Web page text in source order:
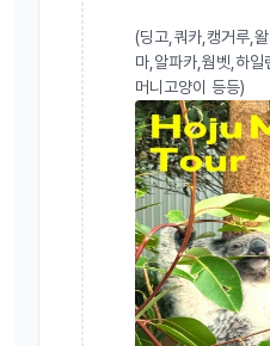
(딩고,쿼카,캥거루,
마,알파카,웜벳,하
머니고양이 등등)